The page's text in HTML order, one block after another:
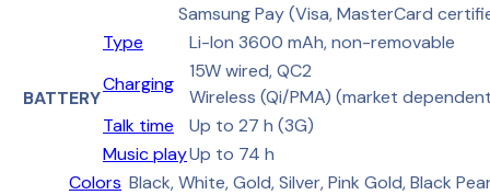
Samsung Pay (Visa, MasterCard
BATTERY
Type
Li-Ion 3600 mAh, non-removable
Charging
15W wired, QC2
Wireless (Qi/PMA) (market
Talk time
Up to 27 h (3G)
Music playUp to 74 h
Colors Black, White, Gold, Silver, Pink Gold, Black